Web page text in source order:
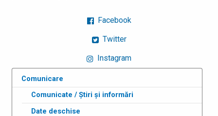
Facebook
Twitter
Instagram
Comunicare
Comunicate / Știri și informări
Date deschise